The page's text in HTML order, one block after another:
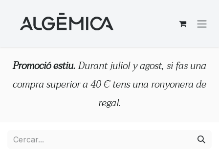
Promoció estiu.Durant juliol y agost, si fas una
compra superior a 40 € tens una ronyonera de
regal.